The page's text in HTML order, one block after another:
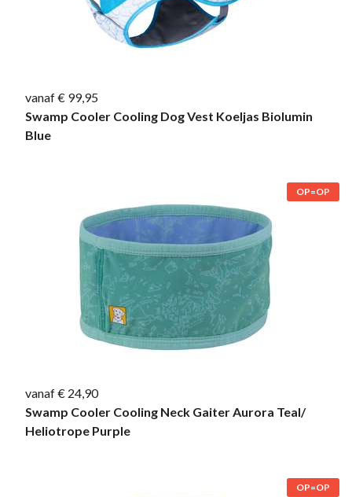
vanaf € 99,95
Swamp Cooler Cooling Dog Vest Koeljas Biolumin
Blue
OP=OP
vanaf € 24,90
Swamp Cooler Cooling Neck Gaiter Aurora Teal/
Heliotrope Purple
OP=OP